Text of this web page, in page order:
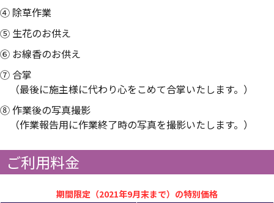
④ 除草作業
⑤ 生花のお供え
⑥ お線香のお供え
⑦ 合掌
（最後に施主様に代わり心をこめて合掌いたします。）
⑧ 作業後の写真撮影
（作業報告用に作業終了時の写真を撮影いたします。）
ご利用料金
期間限定（2021年9月末まで）の特別価格